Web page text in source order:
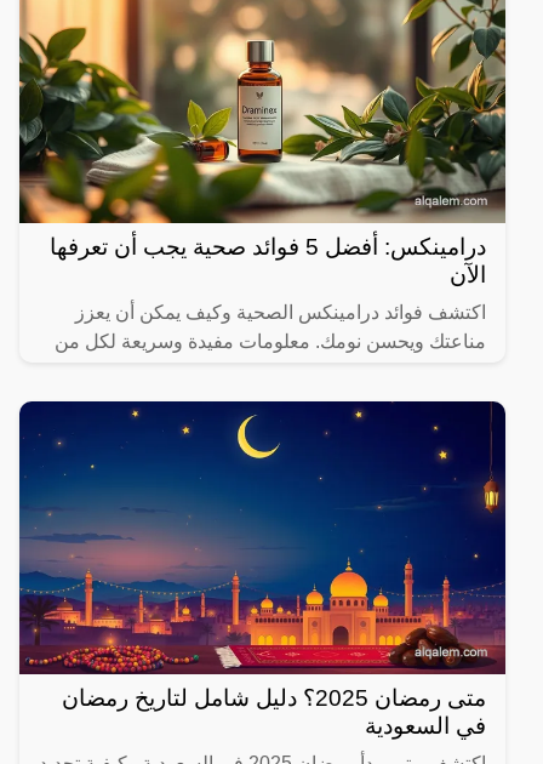
درامينكس: أفضل 5 فوائد صحية يجب أن تعرفها
الآن
اكتشف فوائد درامينكس الصحية وكيف يمكن أن يعزز
مناعتك ويحسن نومك. معلومات مفيدة وسريعة لكل من
متى رمضان 2025؟ دليل شامل لتاريخ رمضان
في السعودية